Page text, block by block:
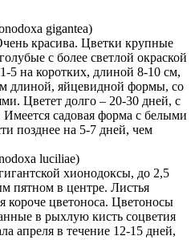
gigantea)
красива. Цветки крупные
с более светлой окраской
5 на коротких, длиной 8-10 см,
длиной, яйцевидной формы, со
Цветет долго – 20-30 дней, с
Имеется садовая форма с белыми
позднее на 5-7 дней, чем
luciliae)
хионодоксы, до 2,5
пятном в центре. Листья
короче цветоноса. Цветоносы
в рыхлую кисть соцветия
апреля в течение 12-15 дней,